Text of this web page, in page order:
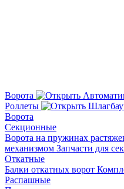
Ворота
Роллеты
Ворота
Секционные
Ворота на пружинах
механизмом Запчасти для
Откатные
Балки откатных ворот
Распашные